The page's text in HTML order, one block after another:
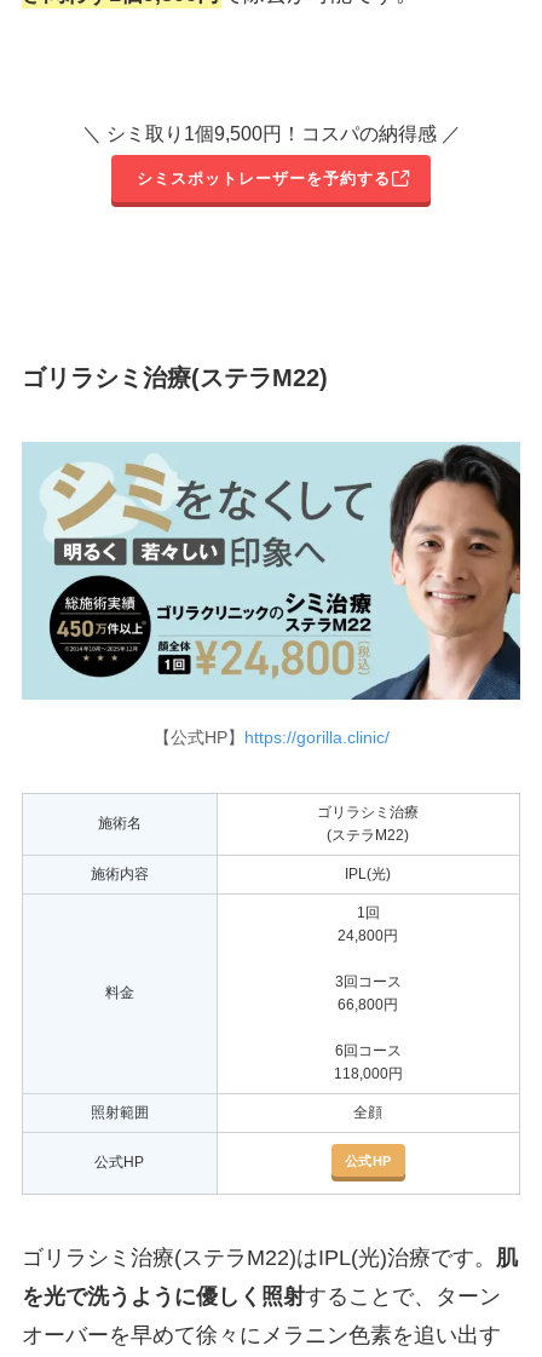
＼ シミ取り1個9,500円！コスパの納得感 ／
シミスポットレーザーを予約する
ゴリラシミ治療(ステラM22)
【公式HP】 https://gorilla.clinic/
施術名
ゴリラシミ治療
(ステラM22)
施術内容 IPL(光)
料金
1回
24,800円
3回コース
66,800円
6回コース
118,000円
照射範囲 全顔
公式HP 公式HP
ゴリラシミ治療(ステラM22)はIPL(光)治療です。
肌
を光で洗うように優しく照射することで、ターン
オーバーを早めて徐々にメラニン色素を追い出す